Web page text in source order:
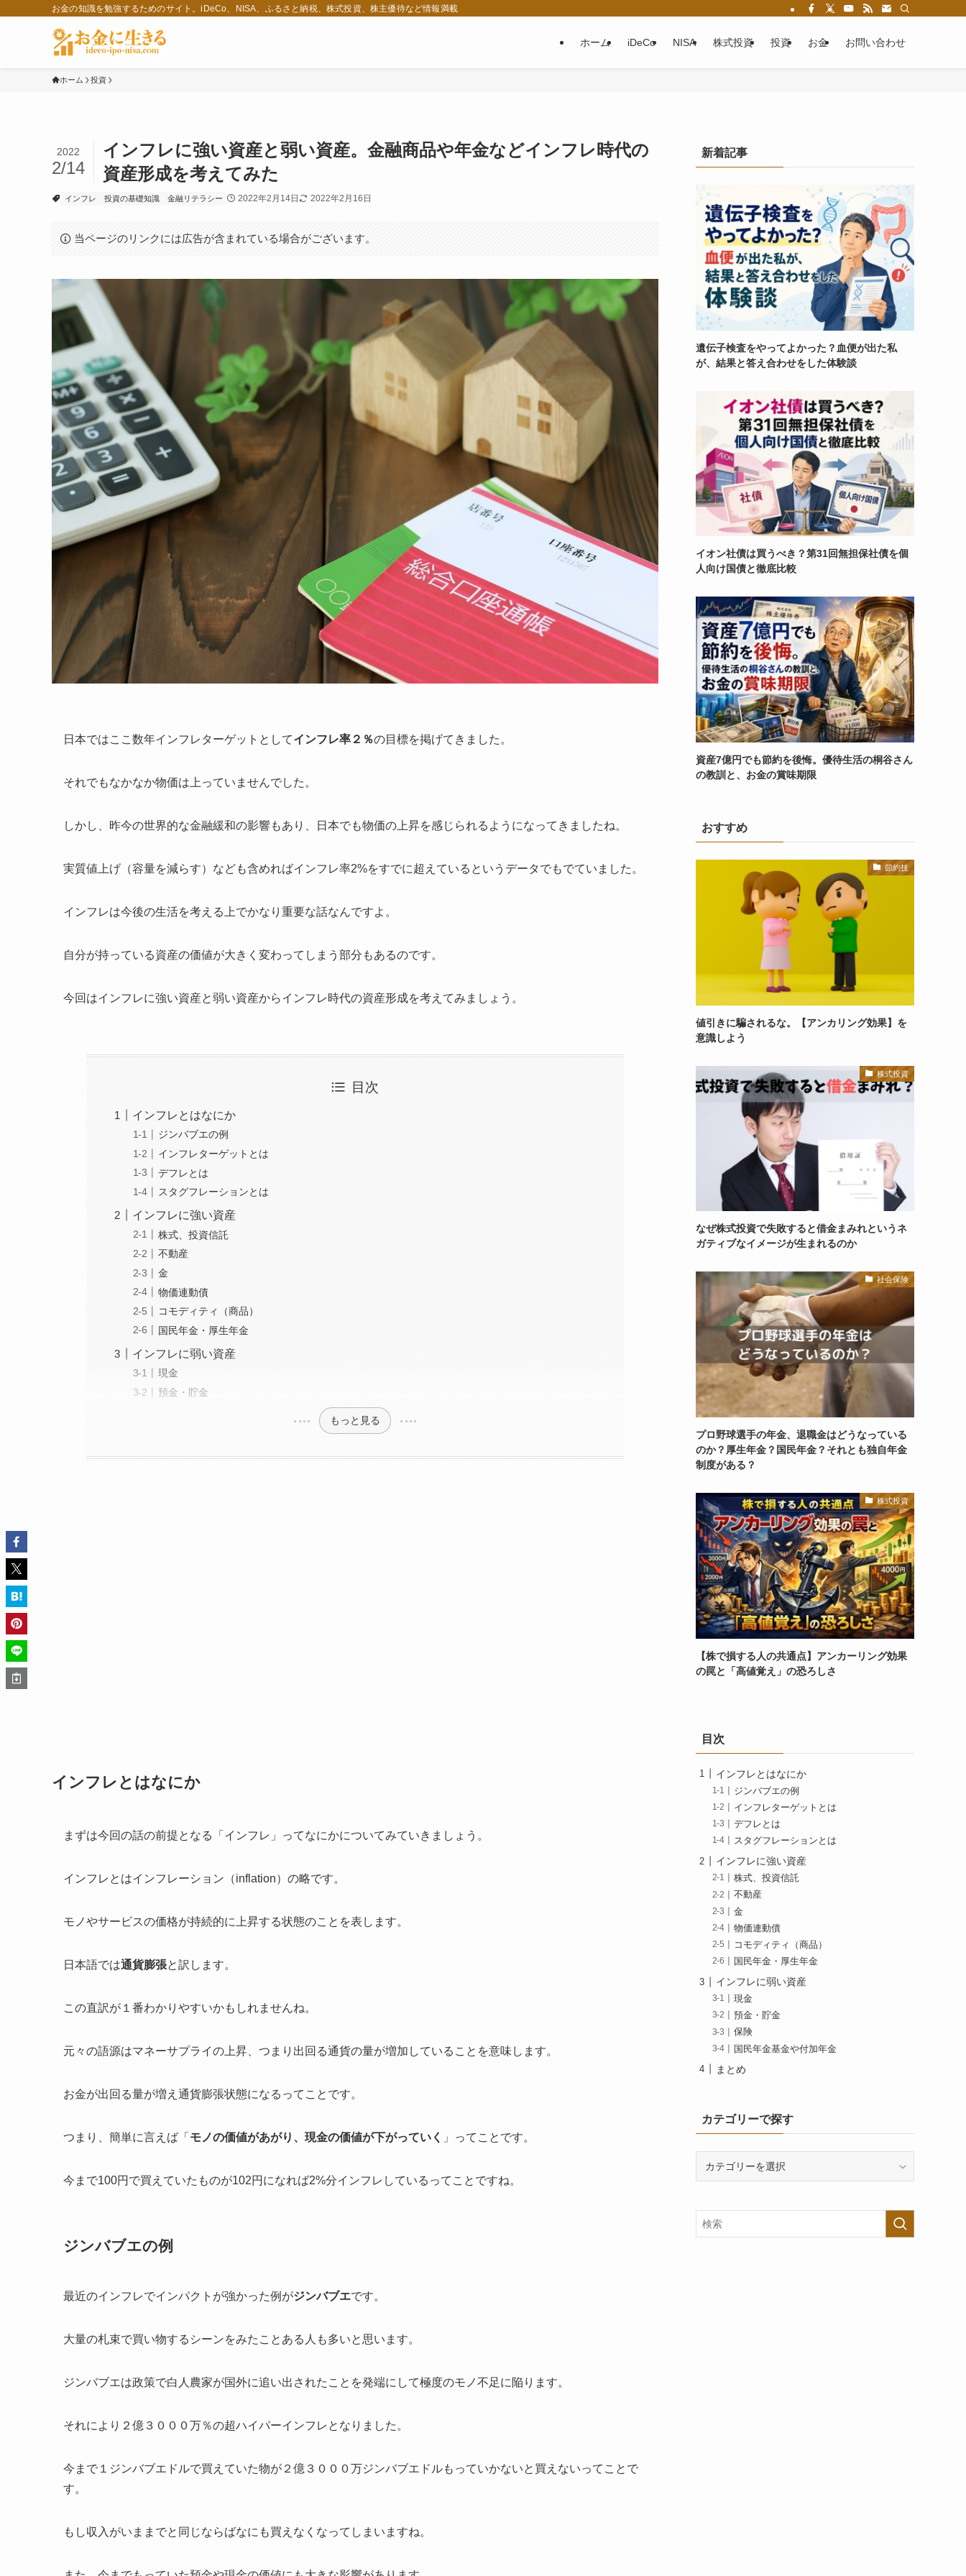
お金の知識を勉強するためのサイト。iDeCo、NISA、ふるさと納税、株式投資、株主優待など情報満載
ホーム iDeCo NISA 株式投資 投資 お金 お問い合わせ
ホーム 投資
インフレに強い資産と弱い資産。金融商品や年金などインフレ時代の
資産形成を考えてみた
2022
2/14
インフレ 投資の基礎知識 金融リテラシー 2022年2月14日 2022年2月16日
当ページのリンクには広告が含まれている場合がございます。
日本ではここ数年インフレターゲットとしてインフレ率２％の目標を掲げてきました。
それでもなかなか物価は上っていませんでした。
しかし、昨今の世界的な金融緩和の影響もあり、日本でも物価の上昇を感じられるようになってきましたね。
実質値上げ（容量を減らす）なども含めればインフレ率2%をすでに超えているというデータでもでていました。
インフレは今後の生活を考える上でかなり重要な話なんですよ。
自分が持っている資産の価値が大きく変わってしまう部分もあるのです。
今回はインフレに強い資産と弱い資産からインフレ時代の資産形成を考えてみましょう。
目次
インフレとはなにか
ジンバブエの例
インフレターゲットとは
デフレとは
スタグフレーションとは
インフレに強い資産
株式、投資信託
不動産
金
物価連動債
コモディティ（商品）
国民年金・厚生年金
インフレに弱い資産
現金
預金・貯金
もっと見る
インフレとはなにか
まずは今回の話の前提となる「インフレ」ってなにかについてみていきましょう。
インフレとはインフレーション（inflation）の略です。
モノやサービスの価格が持続的に上昇する状態のことを表します。
日本語では通貨膨張と訳します。
この直訳が１番わかりやすいかもしれませんね。
元々の語源はマネーサプライの上昇、つまり出回る通貨の量が増加していることを意味します。
お金が出回る量が増え通貨膨張状態になるってことです。
つまり、簡単に言えば「 モノの価値があがり、現金の価値が下がっていく 」ってことです。
今まで100円で買えていたものが102円になれば2%分インフレしているってことですね。
ジンバブエの例
最近のインフレでインパクトが強かった例がジンバブエです。
大量の札束で買い物するシーンをみたことある人も多いと思います。
ジンバブエは政策で白人農家が国外に追い出されたことを発端にして極度のモノ不足に陥ります。
それにより２億３０００万％の超ハイパーインフレとなりました。
今まで１ジンバブエドルで買えていた物が２億３０００万ジンバブエドルもっていかないと買えないってことで
す。
もし収入がいままでと同じならばなにも買えなくなってしまいますね。
新着記事
遺伝子検査をやってよかった？血便が出た私
が、結果と答え合わせをした体験談
イオン社債は買うべき？第31回無担保社債を個
人向け国債と徹底比較
資産7億円でも節約を後悔。優待生活の桐谷さん
の教訓と、お金の賞味期限
おすすめ
節約技
値引きに騙されるな。【アンカリング効果】を
意識しよう
株式投資
なぜ株式投資で失敗すると借金まみれというネ
ガティブなイメージが生まれるのか
社会保険
プロ野球選手の年金、退職金はどうなっている
のか？厚生年金？国民年金？それとも独自年金
制度がある？
株式投資
【株で損する人の共通点】アンカーリング効果
の罠と「高値覚え」の恐ろしさ
目次
インフレとはなにか
ジンバブエの例
インフレターゲットとは
デフレとは
スタグフレーションとは
インフレに強い資産
株式、投資信託
不動産
金
物価連動債
コモディティ（商品）
国民年金・厚生年金
インフレに弱い資産
現金
預金・貯金
保険
国民年金基金や付加年金
まとめ
カテゴリーで探す
ー
で